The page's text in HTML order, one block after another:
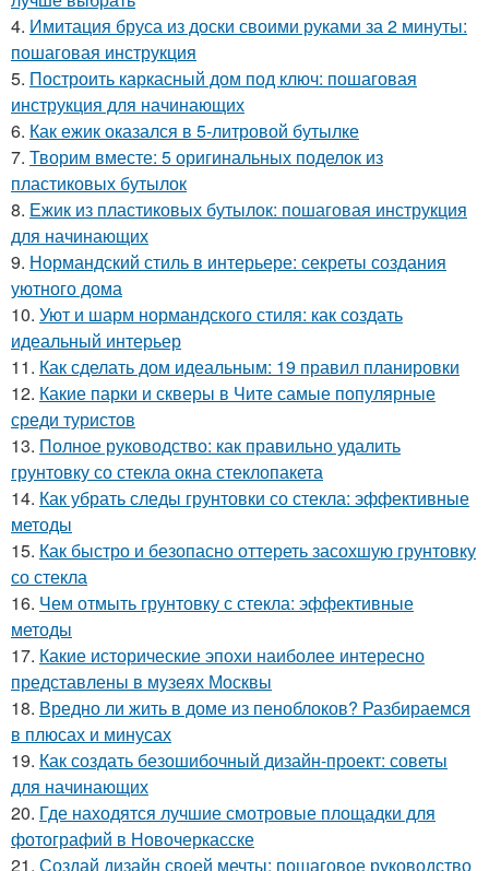
4. Имитация бруса из доски своими руками за 2 минуты:
пошаговая инструкция
5. Построить каркасный дом под ключ: пошаговая
инструкция для начинающих
6. Как ежик оказался в 5-литровой бутылке
7. Творим вместе: 5 оригинальных поделок из
пластиковых бутылок
8. Ежик из пластиковых бутылок: пошаговая инструкция
для начинающих
9. Нормандский стиль в интерьере: секреты создания
уютного дома
10. Уют и шарм нормандского стиля: как создать
идеальный интерьер
11. Как сделать дом идеальным: 19 правил планировки
12. Какие парки и скверы в Чите самые популярные
среди туристов
13. Полное руководство: как правильно удалить
грунтовку со стекла окна стеклопакета
14. Как убрать следы грунтовки со стекла: эффективные
методы
15. Как быстро и безопасно оттереть засохшую грунтовку
со стекла
16. Чем отмыть грунтовку с стекла: эффективные
методы
17. Какие исторические эпохи наиболее интересно
представлены в музеях Москвы
18. Вредно ли жить в доме из пеноблоков? Разбираемся
в плюсах и минусах
19. Как создать безошибочный дизайн-проект: советы
для начинающих
20. Где находятся лучшие смотровые площадки для
фотографий в Новочеркасске
21. Создай дизайн своей мечты: пошаговое руководство